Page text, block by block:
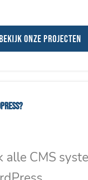
onze projecten
alle CMS